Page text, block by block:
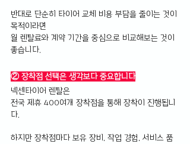
반대로 단순히 타이어 교체 비용 부담을 줄이는 것이
목적이라면
월 렌탈료와 계약 기간을 중심으로 비교해보는 것이
좋습니다.
② 장착점 선택은 생각보다 중요합니다
넥센타이어 렌탈은
전국 제휴 400여개 장착점을 통해 장착이 진행됩니
다.
하지만 장착점마다 보유 장비, 작업 경험, 서비스 품